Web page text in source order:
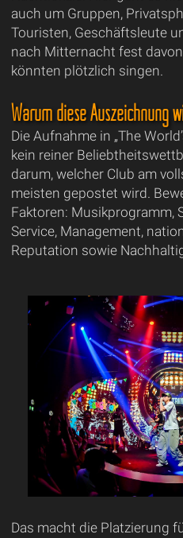
auch um Gruppen,
Touristen, Geschäftsleute
nach Mitternacht fest
könnten plötzlich singen.
Warum diese Auszeichnung
Die Aufnahme in „The
kein reiner
darum, welcher Club am
meisten gepostet wird.
Faktoren: Musikprogramm,
Service, Management,
Reputation sowie
Das macht die Platzierung